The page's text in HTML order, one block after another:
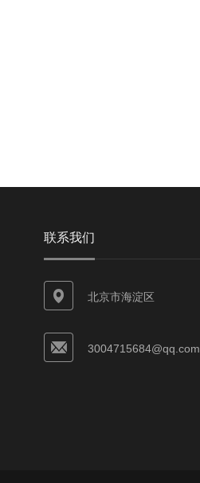
联系我们
北京市海淀区
3004715684@qq.com